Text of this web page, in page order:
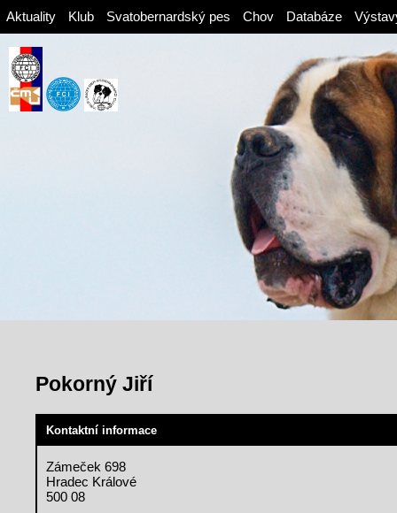
Aktuality Klub Svatobernardský pes Chov Databáze
Pokorný Jiří
Kontaktní informace
Zámeček 698
Hradec Králové
500 08